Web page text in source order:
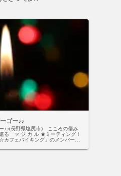
ゴー♪♪
♪♪(長野県塩尻市) こころの傷み
る マ ジ カ ル ★ミーティング！
フェバイキング」のメンバーに